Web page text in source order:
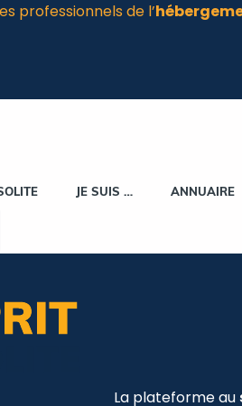
professionnels de l’
JE SUIS … ANNUAIRE
La plateforme au